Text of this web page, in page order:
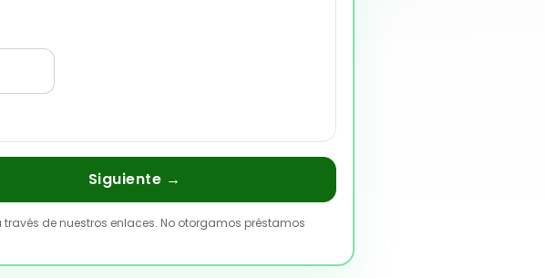
Siguiente →
de nuestros enlaces. No otorgamos préstamos